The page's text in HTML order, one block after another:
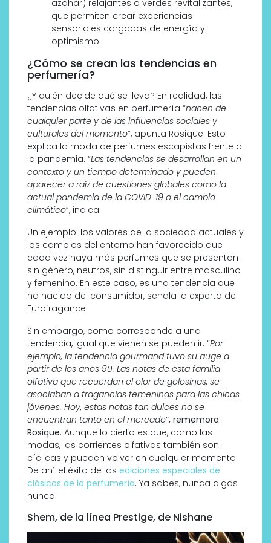
azahar) relajantes o verdes revitalizantes,
que permiten crear experiencias
sensoriales cargadas de energía y
optimismo.
¿Cómo se crean las tendencias en
perfumería?
¿Y quién decide qué se lleva? En realidad, las
tendencias olfativas en perfumería “nacen de
cualquier parte y de las influencias sociales y
culturales del momento”, apunta Rosique. Esto
explica la moda de perfumes escapistas frente a
la pandemia. “Las tendencias se desarrollan en un
contexto y un tiempo determinado y pueden
aparecer a raíz de cuestiones globales como la
actual pandemia de la COVID-19 o el cambio
climático”, indica.
Un ejemplo: los valores de la sociedad actuales y
los cambios del entorno han favorecido que
cada vez haya más perfumes que se presentan
sin género, neutros, sin distinguir entre masculino
y femenino. En este caso, es una tendencia que
ha nacido del consumidor, señala la experta de
Eurofragance.
Sin embargo, como corresponde a una
tendencia, igual que vienen se pueden ir. “Por
ejemplo, la tendencia gourmand tuvo su auge a
partir de los años 90. Las notas de esta familia
olfativa que recuerdan el olor de golosinas, se
asociaban a fragancias femeninas para las chicas
jóvenes. Hoy, estas notas tan dulces no se
encuentran tanto en el mercado”, rememora
Rosique. Aunque lo cierto es que, como las
modas, las corrientes olfativas también son
cíclicas y pueden volver en cualquier momento.
De ahí el éxito de las ediciones especiales de
clásicos de la perfumería. Ya sabes, nunca digas
nunca.
Shem, de la línea Prestige, de Nishane